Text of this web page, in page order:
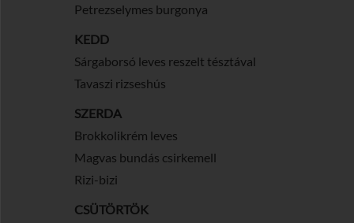
Petrezselymes burgonya
KEDD
Sárgaborsó leves reszelt tésztával
Tavaszi rizseshús
SZERDA
Brokkolikrém leves
Magvas bundás csirkemell
Rizi-bizi
CSÜTÖRTÖK